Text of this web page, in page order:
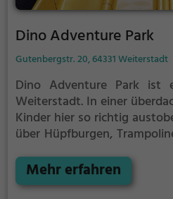
Dino Adventure Park
Gutenbergstr. 20, 64331 Weiterstadt
Dino Adventure Park ist
Weiterstadt. In einer
Kinder hier so richtig
über Hüpfburgen,
Mehr erfahren